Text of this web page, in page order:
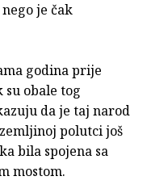
je čak
godina prije
obale tog
da je taj narod
polutci još
bila spojena sa
mostom.